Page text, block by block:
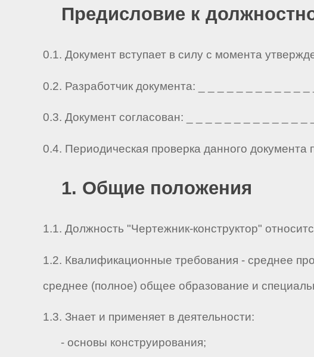
Предисловие к
0.1. Документ вступает в силу с момента
0.2. Разработчик документа: _ _ _ _ _ _ _ _ _ _ _
0.3. Документ согласован: _ _ _ _ _ _ _ _ _ _ _ _ _
0.4. Периодическая проверка данного
1. Общие положения
1.1. Должность "Чертежник-конструктор"
1.2. Квалификационные требования - среднее
среднее (полное) общее образование и
1.3. Знает и применяет в деятельности:
- основы конструирования;